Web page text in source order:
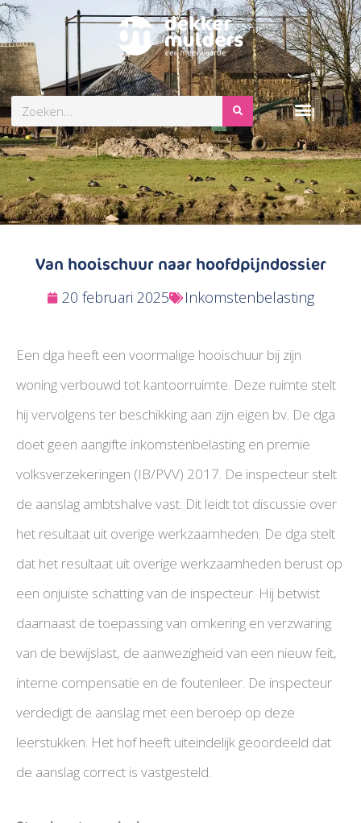
Zoeken
Van hooischuur naar hoofdpijndossier
20 februari 2025 Inkomstenbelasting
Een dga heeft een voormalige hooischuur bij zijn
woning verbouwd tot kantoorruimte. Deze ruimte stelt
hij vervolgens ter beschikking aan zijn eigen bv. De dga
doet geen aangifte inkomstenbelasting en premie
volksverzekeringen (IB/PVV) 2017. De inspecteur stelt
de aanslag ambtshalve vast. Dit leidt tot discussie over
het resultaat uit overige werkzaamheden. De dga stelt
dat het resultaat uit overige werkzaamheden berust op
een onjuiste schatting van de inspecteur. Hij betwist
daarnaast de toepassing van omkering en verzwaring
van de bewijslast, de aanwezigheid van een nieuw feit,
interne compensatie en de foutenleer. De inspecteur
verdedigt de aanslag met een beroep op deze
leerstukken. Het hof heeft uiteindelijk geoordeeld dat
de aanslag correct is vastgesteld.